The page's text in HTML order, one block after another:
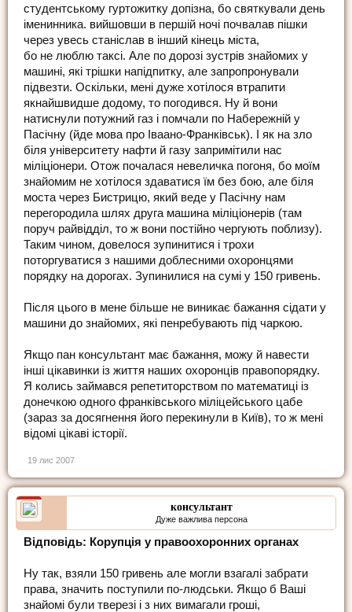
студентському гуртожитку допізна, бо святкували день
іменинника. вийшовши в першій ночі почвалав пішки
через увесь станіслав в інший кінець міста,
бо не люблю таксі. Але по дорозі зустрів знайомих у
машині, які трішки напідпитку, але запропронували
підвезти. Оскільки, мені дуже хотілося втрапити
якнайшвидше додому, то погодився. Ну й вони
натиснули потужний газ і помчали по Набережній у
Пасічну (йде мова про Іваано-Франківськ). І як на зло
біля університету нафти й газу запримітили нас
міліціонери. Отож почалася невеличка погоня, бо моїм
знайомим не хотілося здаватися їм без бою, але біля
моста через Бистрицю, який веде у Пасічну нам
перегородила шлях друга машина міліціонерів (там
поруч райвідділ, то ж вони постійно чергують поблизу).
Таким чином, довелося зупинитися і трохи
поторгуватися з нашими доблесними охоронцями
порядку на дорогах. Зупинилися на сумі у 150 гривень.
Після цього в мене більше не виникає бажання сідати у
машини до знайомих, які пенребувають під чаркою.
Якщо пан консультант має бажання, можу й навести
інші цікавинки із життя наших охоронців правопорядку.
Я колись займався репетиторством по математиці із
донечкою одного франківського міліцейського цабе
(зараз за досягнення його перекинули в Київ), то ж мені
відомі цікаві історії.
19 лис 2007
консультант
Дуже важлива персона
Відповідь: Корупція у правоохоронних органах
Ну так, взяли 150 гривень але могли взагалі забрати
права, значить поступили по-людськи. Якщо б Ваші
знайомі були тверезі і з них вимагали гроші,